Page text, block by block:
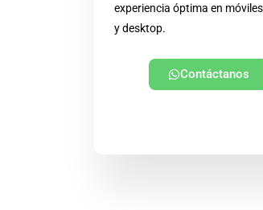
experiencia óptima en
y desktop.
Contáctanos